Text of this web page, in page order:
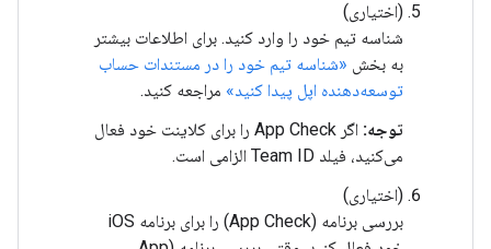
(اختیاری)
شناسه تیم خود را وارد کنید. برای اطلاعات بیشتر
به بخش «شناسه تیم خود را در مستندات حساب
توسعه‌دهنده اپل پیدا کنید» مراجعه کنید.
توجه:
اگر App Check را برای کلاینت خود فعال
می‌کنید، فیلد Team ID الزامی است.
(اختیاری)
بررسی برنامه (App Check) را برای برنامه iOS